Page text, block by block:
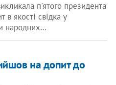
п'ятого президента
якості свідка у
народних…
на допит до